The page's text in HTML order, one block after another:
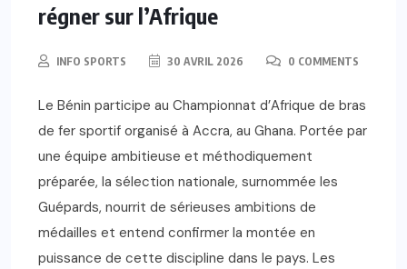
régner sur l’Afrique
INFO SPORTS 30 AVRIL 2026 0 COMMENTS
Le Bénin participe au Championnat d’Afrique de bras
de fer sportif organisé à Accra, au Ghana. Portée par
une équipe ambitieuse et méthodiquement
préparée, la sélection nationale, surnommée les
Guépards, nourrit de sérieuses ambitions de
médailles et entend confirmer la montée en
puissance de cette discipline dans le pays. Les